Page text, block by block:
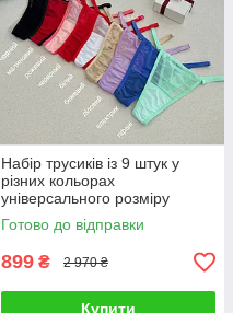
Набір трусиків із 9 штук у
різних кольорах
універсального розміру
Готово до відправки
899 ₴ 2 970 ₴
Купити